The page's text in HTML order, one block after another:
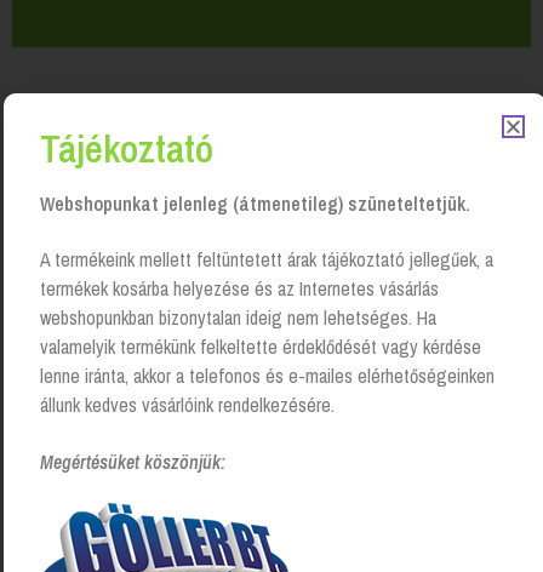
Kapcsolódó Termékek
Bref Duo Aktiv Wc frissítő gél
Tájékoztató
Webshopunkat jelenleg (átmenetileg) szüneteltetjük.
A termékeink mellett feltüntetett árak tájékoztató jellegűek, a
termékek kosárba helyezése és az Internetes vásárlás
webshopunkban bizonytalan ideig nem lehetséges. Ha
valamelyik termékünk felkeltette érdeklődését vagy kérdése
lenne iránta, akkor a telefonos és e-mailes elérhetőségeinken
állunk kedves vásárlóink rendelkezésére.
Megértésüket köszönjük: